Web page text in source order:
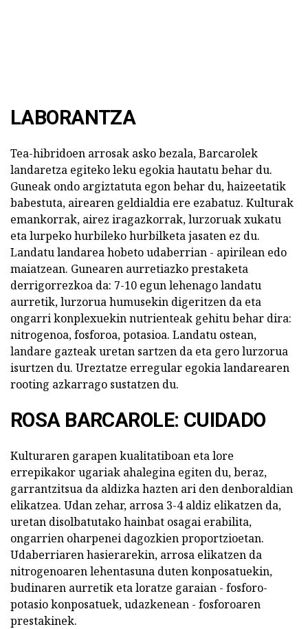
LABORANTZA
Tea-hibridoen arrosak asko bezala, Barcarolek
landaretza egiteko leku egokia hautatu behar du.
Guneak ondo argiztatuta egon behar du, haizeetatik
babestuta, airearen geldialdia ere ezabatuz. Kulturak
emankorrak, airez iragazkorrak, lurzoruak xukatu
eta lurpeko hurbileko hurbilketa jasaten ez du.
Landatu landarea hobeto udaberrian - apirilean edo
maiatzean. Gunearen aurretiazko prestaketa
derrigorrezkoa da: 7-10 egun lehenago landatu
aurretik, lurzorua humusekin digeritzen da eta
ongarri konplexuekin nutrienteak gehitu behar dira:
nitrogenoa, fosforoa, potasioa. Landatu ostean,
landare gazteak uretan sartzen da eta gero lurzorua
isurtzen du. Ureztatze erregular egokia landarearen
rooting azkarrago sustatzen du.
ROSA BARCAROLE: CUIDADO
Kulturaren garapen kualitatiboan eta lore
errepikakor ugariak ahalegina egiten du, beraz,
garrantzitsua da aldizka hazten ari den denboraldian
elikatzea. Udan zehar, arrosa 3-4 aldiz elikatzen da,
uretan disolbatutako hainbat osagai erabilita,
ongarrien oharpenei dagozkien proportzioetan.
Udaberriaren hasierarekin, arrosa elikatzen da
nitrogenoaren lehentasuna duten konposatuekin,
budinaren aurretik eta loratze garaian - fosforo-
potasio konposatuek, udazkenean - fosforoaren
prestakinek.